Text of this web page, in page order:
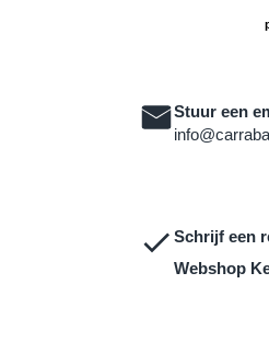
Stuur een
Schrijf een
Webshop